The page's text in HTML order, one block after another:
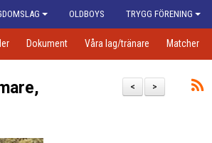
OLDBOYS TRYGG FÖRENING
Dokument Våra lag/tränare Matcher
>
<